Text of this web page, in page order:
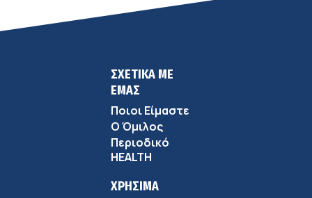
ΣΧΕΤΙΚΑ ΜΕ
ΕΜΑΣ
Ποιοι Είμαστε
Ο Όμιλος
Περιοδικό
HEALTH
ΧΡΗΣΙΜΑ